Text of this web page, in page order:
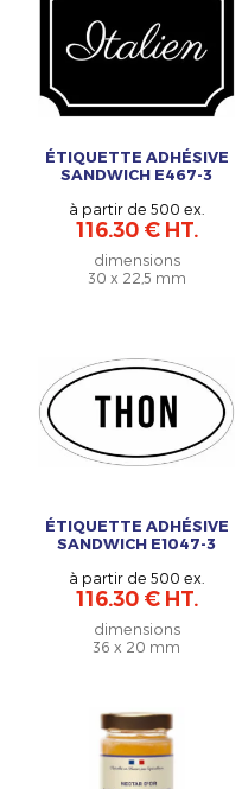
ÉTIQUETTE ADHÉSIVE
SANDWICH E467-3
à partir de 500 ex.
116.30 € HT.
dimensions
30 x 22,5 mm
ÉTIQUETTE ADHÉSIVE
SANDWICH E1047-3
à partir de 500 ex.
116.30 € HT.
dimensions
36 x 20 mm